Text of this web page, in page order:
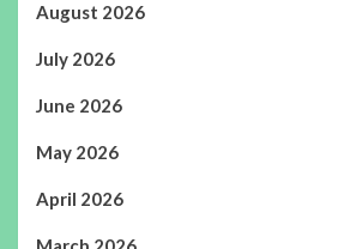
August 2026
July 2026
June 2026
May 2026
April 2026